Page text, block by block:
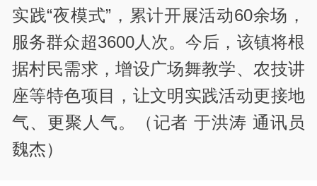
实践“夜模式”，累计开展活动60余场，
服务群众超3600人次。今后，该镇将根
据村民需求，增设广场舞教学、农技讲
座等特色项目，让文明实践活动更接地
气、更聚人气。（记者 于洪涛 通讯员
魏杰）